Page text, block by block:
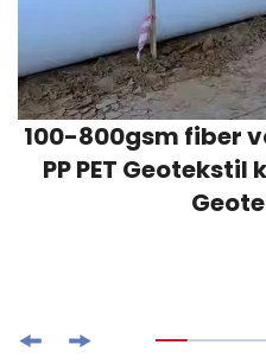
100-800gsm fiber
PP PET